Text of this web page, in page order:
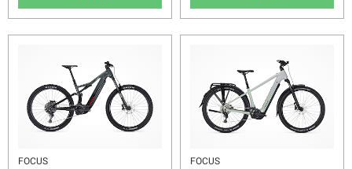
FOCUS FOCUS